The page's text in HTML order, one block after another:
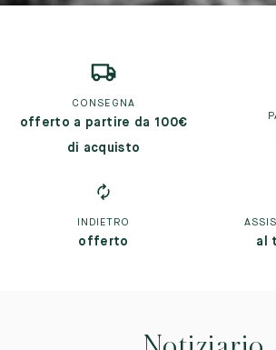
CONSEGNA
offerto a partire da 100€
di acquisto
INDIETRO
offerto al